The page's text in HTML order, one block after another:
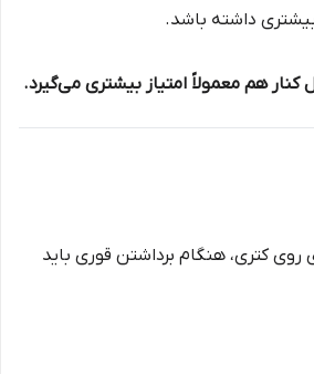
داشته باشد.
کنار هم معمولاً امتیاز بیشتری می‌گیرد.
روی کتری، هنگام برداشتن قوری باید